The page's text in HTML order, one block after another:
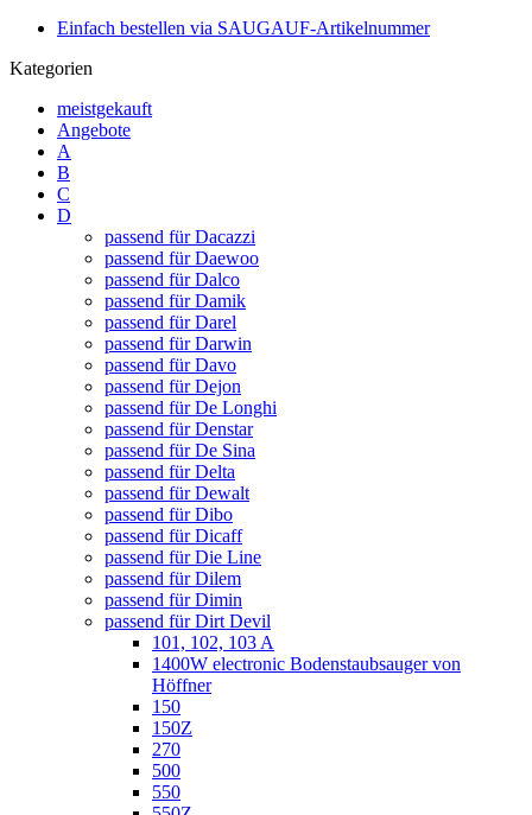
Einfach bestellen via SAUGAUF-Artikelnummer
Kategorien
meistgekauft
Angebote
A
B
C
D
passend für Dacazzi
passend für Daewoo
passend für Dalco
passend für Damik
passend für Darel
passend für Darwin
passend für Davo
passend für Dejon
passend für De Longhi
passend für Denstar
passend für De Sina
passend für Delta
passend für Dewalt
passend für Dibo
passend für Dicaff
passend für Die Line
passend für Dilem
passend für Dimin
passend für Dirt Devil
101, 102, 103 A
1400W electronic Bodenstaubsauger von
Höffner
150
150Z
270
500
550